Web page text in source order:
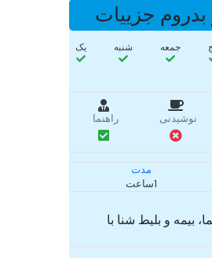
بدروم جزییات
جمعه شنبه یک
نوشیدنی راهنما
مدت
1ساعت
بیمه و بلیط شنا با